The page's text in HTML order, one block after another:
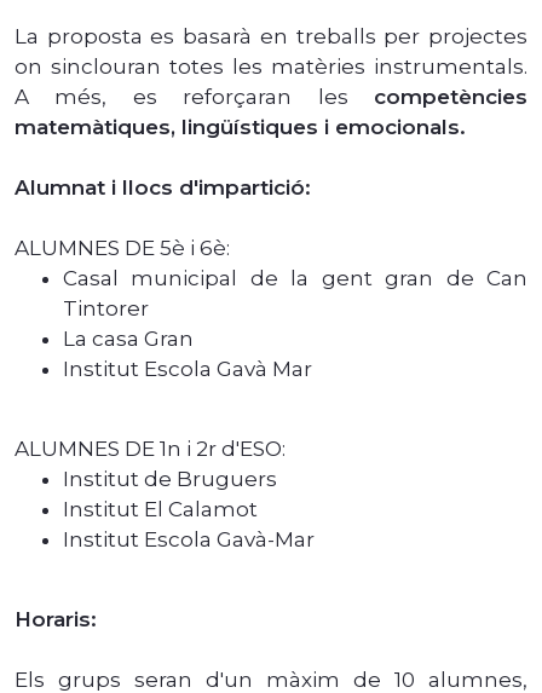
La proposta es basarà en treballs per projectes
on sinclouran totes les matèries instrumentals.
A més, es reforçaran les competències
matemàtiques, lingüístiques i emocionals.
Alumnat i llocs d'impartició:
ALUMNES DE 5è i 6è:
Casal municipal de la gent gran de Can
Tintorer
La casa Gran
Institut Escola Gavà Mar
ALUMNES DE 1n i 2r d'ESO:
Institut de Bruguers
Institut El Calamot
Institut Escola Gavà-Mar
Horaris:
Els grups seran d'un màxim de 10 alumnes,